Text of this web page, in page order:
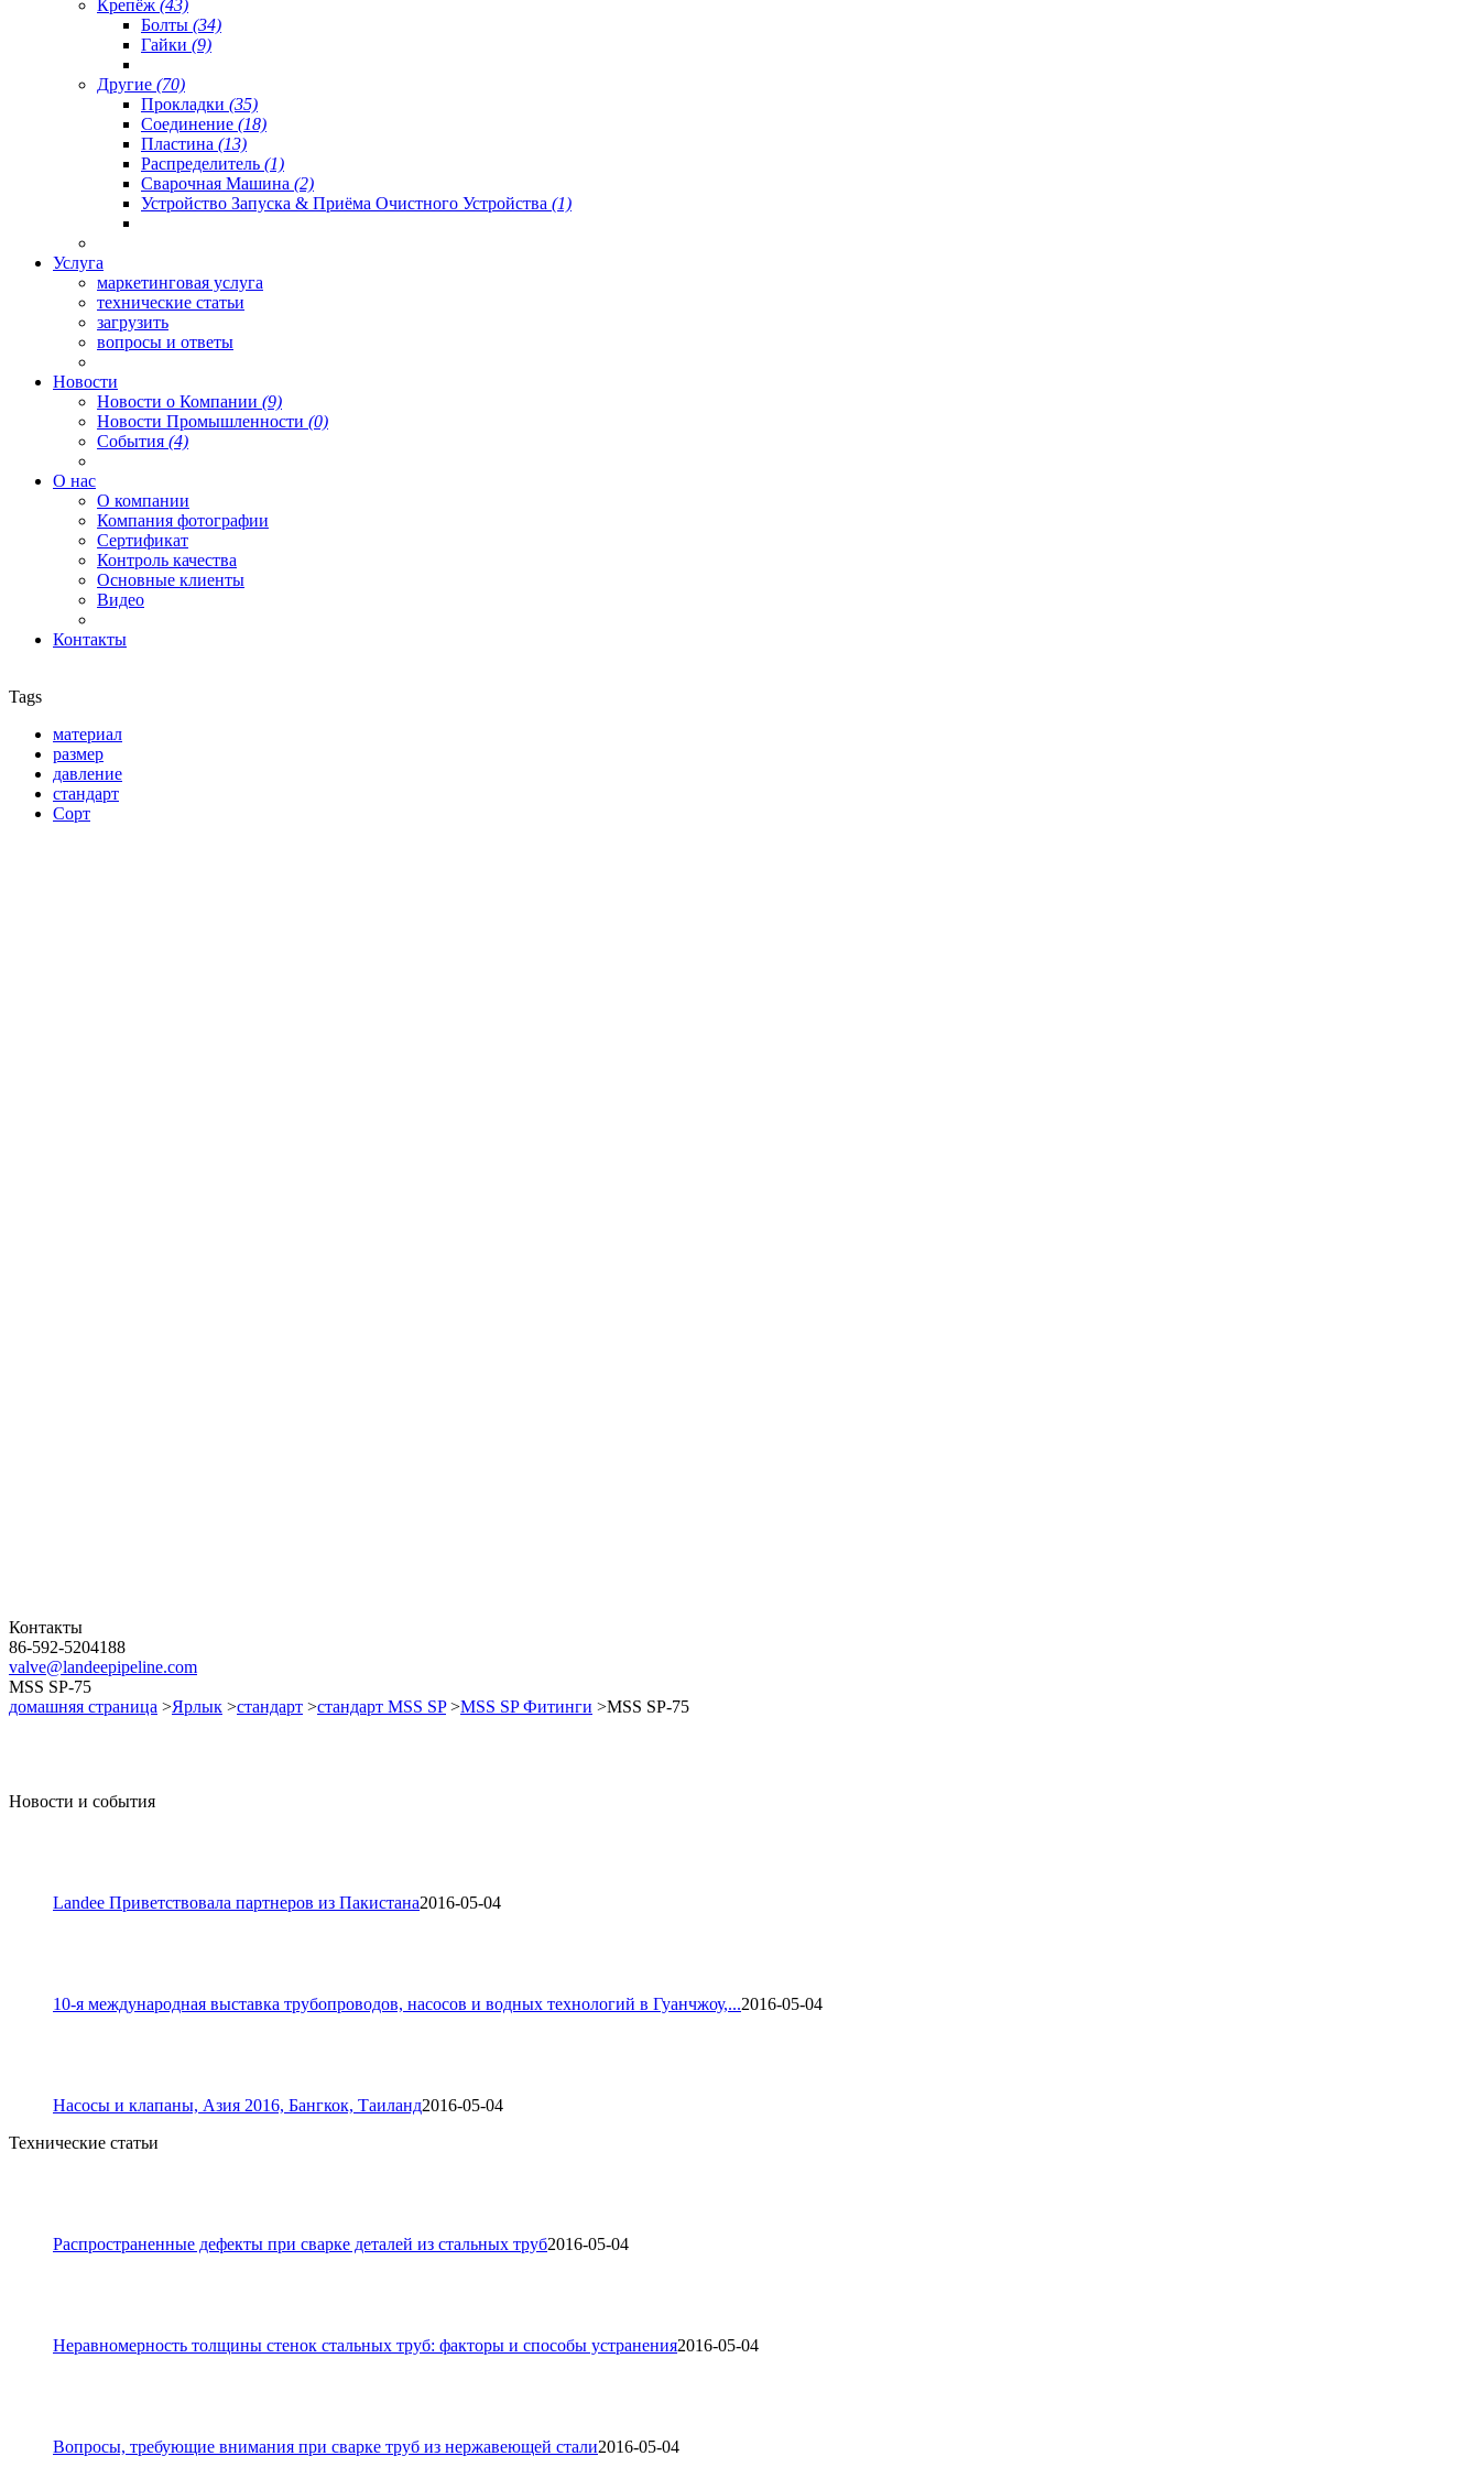
Крепёж (43)
Болты (34)
Гайки (9)
Другие (70)
Прокладки (35)
Соединение (18)
Пластина (13)
Распределитель (1)
Сварочная Машина (2)
Устройство Запуска & Приёма Очистного Устройства (1)
Услуга
маркетинговая услуга
технические статьи
загрузить
вопросы и ответы
Новости
Новости о Компании (9)
Новости Промышленности (0)
События (4)
О нас
О компании
Компания фотографии
Сертификат
Контроль качества
Основные клиенты
Видео
Контакты
Tags
материал
размер
давление
стандарт
Сорт
Контакты
86-592-5204188
valve@landeepipeline.com
MSS SP-75
домашняя страница >Ярлык >стандарт >стандарт MSS SP>MSS SP Фитинги >MSS SP-75
Новости и события
Landee Приветствовала партнеров из Пакистана2016-05-04
10-я международная выставка трубопроводов, насосов и водных технологий в Гуанчжоу,...2016-05-04
Насосы и клапаны, Азия 2016, Бангкок, Таиланд2016-05-04
Технические статьи
Распространенные дефекты при сварке деталей из стальных труб2016-05-04
Неравномерность толщины стенок стальных труб: факторы и способы устранения2016-05-04
Вопросы, требующие внимания при сварке труб из нержавеющей стали2016-05-04